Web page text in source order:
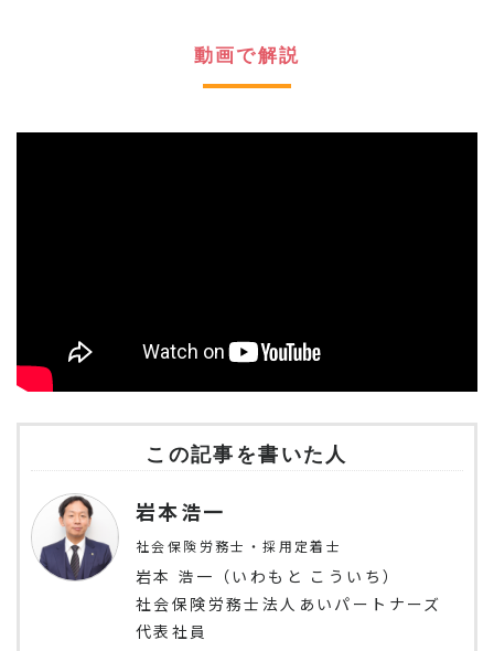
動画で解説
この記事を書いた人
岩本浩一
社会保険労務士・採用定着士
岩本 浩一（いわもと こういち）
社会保険労務士法人あいパートナーズ
代表社員